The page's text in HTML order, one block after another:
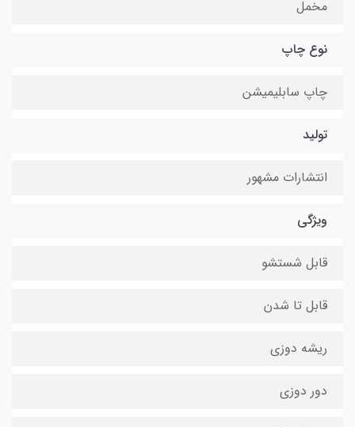
مخمل
نوع چاپ
چاپ سابلیمیشن
تولید
انتشارات مشهور
ویژگی
قابل شستشو
قابل تا شدن
ریشه دوزی
دور دوزی